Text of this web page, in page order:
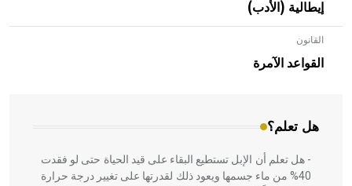
إيطالية (الأدب)
القانون
القواعد الآمرة
هل تعلم؟
- هل تعلم أن الأبلق نوع من الفنون الهندسية التي ارتبطت
بالعمارة الإسلامية في بلاد الشام ومصر خاصة، حيث يحرص
المعمار على بناء مداميكه وخاصة في الواجهات
- هل تعلم أن الإبل تستطيع البقاء على قيد الحياة حتى لو فقدت
40% من ماء جسمها ويعود ذلك لقدرتها على تغيير درجة حرارة